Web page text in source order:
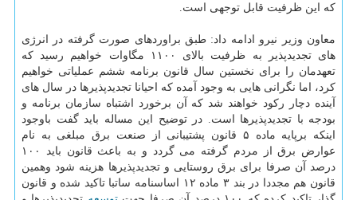
كه این ظرفیت قابل توجهی است.
معاون وزیر نیرو ادامه داد: طبق براوردهای صورت گرفته در انرژی
های تجدیدپذیر به ظرفیت بالای ۱۱۰۰ مگاوات خواهیم رسید كه
تعهدمان را برای نخستین سال قانون برنامه ششم عملیاتی خواهیم
كرد، اما نگرانی هایی به وجود آمده كه احیانا تجدیدپذیرها در سال های
آینده دچار ركود خواهند شد كه آن برخورد اشتباه سازمان برنامه و
بودجه با تجدیدپذیرها است. در توضیح این مساله باید گفت باوجود
اینكه برپایه ماده ۵ قانون پشتیبانی از صنعت برق مبلغی به نام
عوارض برق از مردم گرفته می گردد و به باعث قانون باید ۱۰۰
درصد آن صرفا برای برق روستایی و تجدیدپذیرها هزینه شود وهمین
قانون هم مجددا در بند ۳ ماده ۱۲ اساسنامه ساتبا تاكید شده و قانون